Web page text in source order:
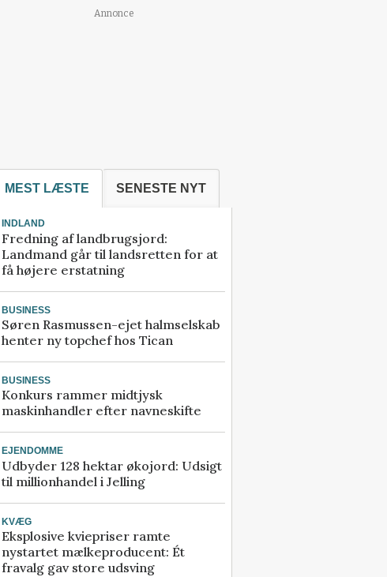
Annonce
MEST LÆSTE SENESTE NYT
INDLAND
Fredning af landbrugsjord:
Landmand går til landsretten for at
få højere erstatning
BUSINESS
Søren Rasmussen-ejet halmselskab
henter ny topchef hos Tican
BUSINESS
Konkurs rammer midtjysk
maskinhandler efter navneskifte
EJENDOMME
Udbyder 128 hektar økojord: Udsigt
til millionhandel i Jelling
KVÆG
Eksplosive kviepriser ramte
nystartet mælkeproducent: Ét
fravalg gav store udsving